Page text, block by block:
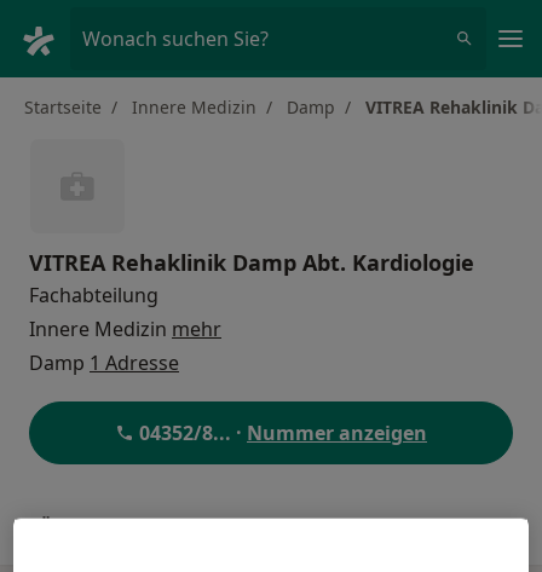
Wonach suchen Sie?
Startseite Innere Medizin Damp VITREA Rehaklinik
VITREA Rehaklinik Damp Abt. Kardiologie
Fachabteilung
Innere Medizin mehr
Damp 1 Adresse
04352/8... · Nummer anzeigen
Über uns Behandler:innen Standorte